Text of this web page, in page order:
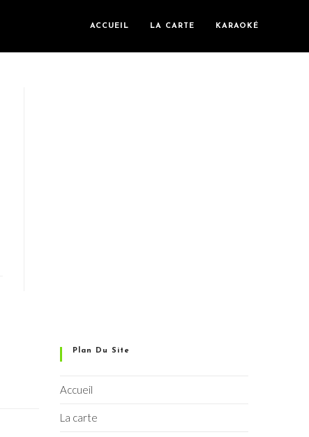
ACCUEIL LA CARTE KARAOKÉ
Plan Du Site
Accueil
La carte